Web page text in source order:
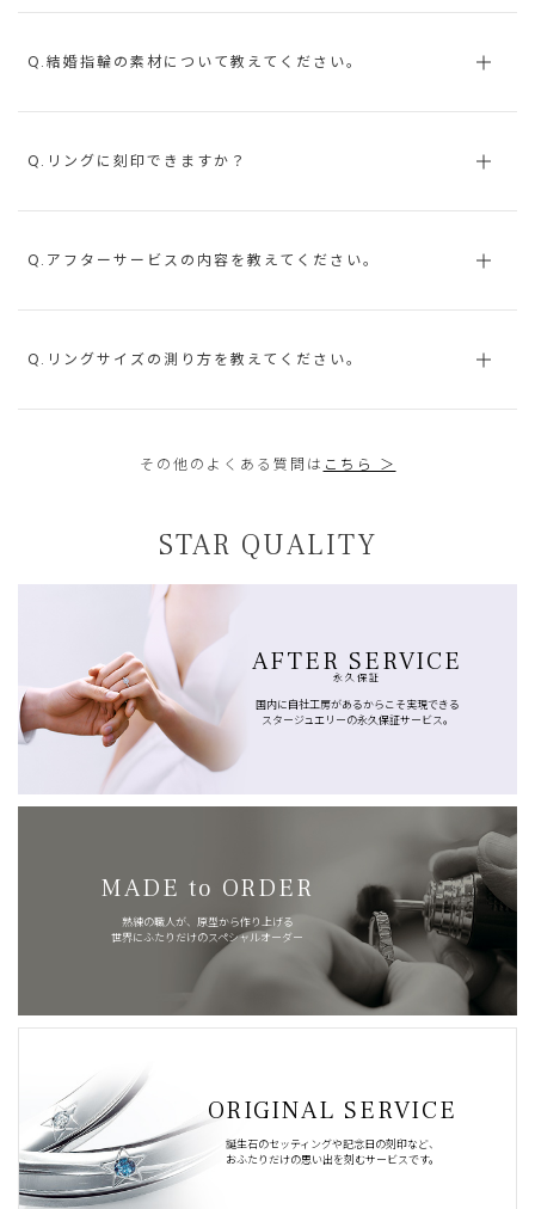
Q.結婚指輪の素材について教えてください。
Q.リングに刻印できますか？
Q.アフターサービスの内容を教えてください。
Q.リングサイズの測り方を教えてください。
その他のよくある質問は こちら ＞
STAR QUALITY
AFTER SERVICE
永久保証
国内に自社工房があるからこそ実現できる
スタージュエリーの永久保証サービス。
MADE to ORDER
熟練の職人が、原型から作り上げる
世界にふたりだけのスペシャルオーダー
ORIGINAL SERVICE
誕生石のセッティングや記念日の刻印など、
おふたりだけの思い出を刻むサービスです。